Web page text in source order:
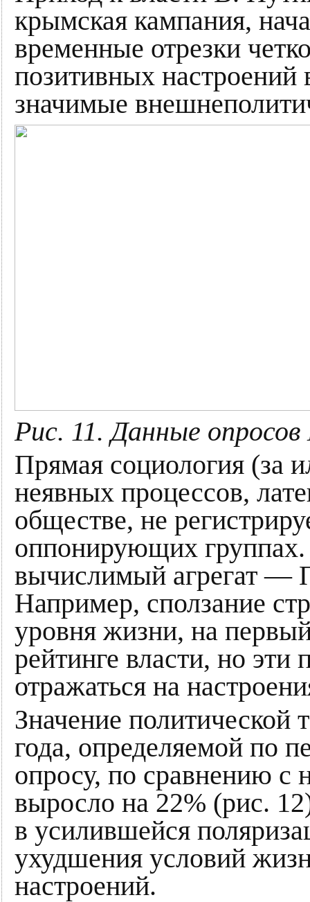
крымская кампания,
временные отрезки
позитивных настроений
значимые
Рис. 11. Данные
Прямая социология (за
неявных процессов,
обществе, не
оппонирующих группах.
вычислимый агрегат —
Например, сползание
уровня жизни, на
рейтинге власти, но эти
отражаться на
Значение политической
года, определяемой по
опросу, по сравнению с
выросло на 22% (рис.
в усилившейся
ухудшения условий
настроений.